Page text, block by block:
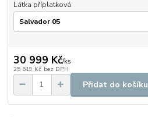
Látka příplatková
30 999 Kč/ks
25 619 Kč bez DPH
Přidat do košíku